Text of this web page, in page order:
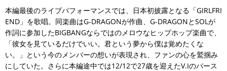
本編最後のライブパフォーマンスでは、日本初披露となる「GIRLFRI
END」を歌唱。同楽曲はG-DRAGONが作曲、G-DRAGONとSOLが
作詞に参加したBIGBANGならではのメロウなヒップホップ楽曲で、
「彼女を見ているだけでいい。君という夢から僕は覚めたくな
い。」という今のメンバーの想いが表現され、ファンの心を鷲掴み
にしていた。さらに本編途中では12/12で27歳を迎えたV.Iのバース